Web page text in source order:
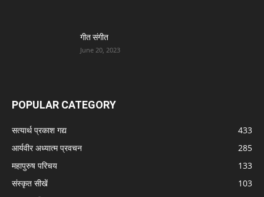
गीत संगीत
June 20, 2023
POPULAR CATEGORY
सत्यार्थ प्रकाश गद्य
433
आर्यवीर अध्यात्म प्रवचन
285
महापुरुष परिचय
133
संस्कृत सीखें
103